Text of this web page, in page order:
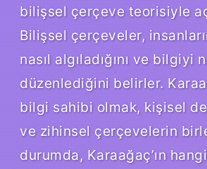
bilişsel çerçeve teorisiyle
Bilişsel çerçeveler,
nasıl algıladığını ve bilgiyi
düzenlediğini belirler.
bilgi sahibi olmak, kişisel
ve zihinsel çerçevelerin
durumda, Karaağaç’ın